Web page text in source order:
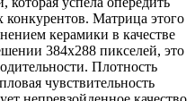
Матрица этого
керамики в качестве
384x288 пикселей, это
Плотность
чувствительность